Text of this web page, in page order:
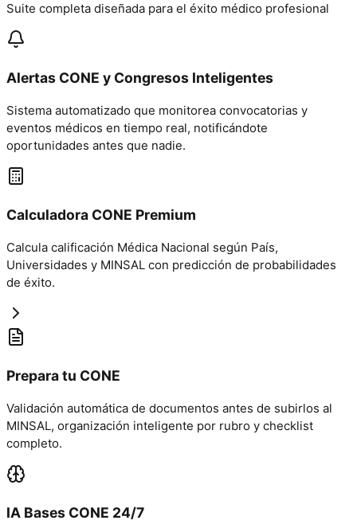
Suite completa diseñada para el éxito médico profesional
Alertas CONE y Congresos Inteligentes
Sistema automatizado que monitorea convocatorias y
eventos médicos en tiempo real, notificándote
oportunidades antes que nadie.
Calculadora CONE Premium
Calcula calificación Médica Nacional según País,
Universidades y MINSAL con predicción de probabilidades
de éxito.
Prepara tu CONE
Validación automática de documentos antes de subirlos al
MINSAL, organización inteligente por rubro y checklist
completo.
IA Bases CONE 24/7